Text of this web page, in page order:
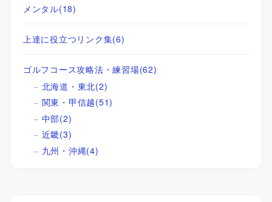
メンタル(18)
上達に役立つリンク集(6)
ゴルフコース攻略法・練習場(62)
北海道・東北(2)
関東・甲信越(51)
中部(2)
近畿(3)
九州・沖縄(4)